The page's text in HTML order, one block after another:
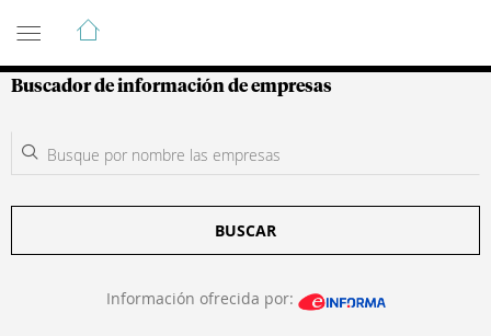
Guía de Empresas Colombianas
Buscador de información de empresas
BUSCAR
Información ofrecida por: